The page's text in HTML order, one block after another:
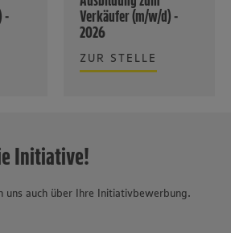
-
Verkäufer (m/w/d) -
2026
ZUR STELLE
Initiative!
uns auch über Ihre Initiativbewerbung.